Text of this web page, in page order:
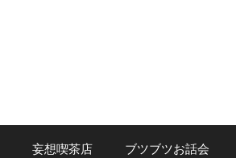
妄想喫茶店 ブツブツお話会